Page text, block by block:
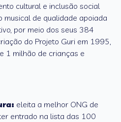
cultural e inclusão social
musical de qualidade apoiada
por meio dos seus 384
do Projeto Guri em 1995,
1 milhão de crianças e
eleita a melhor ONG de
entrado na lista das 100